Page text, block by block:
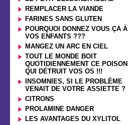
REMPLACER LA VIANDE
FARINES SANS GLUTEN
POURQUOI DONNEZ VOUS ÇA À
VOS ENFANTS ???
MANGEZ UN ARC EN CIEL
TOUT LE MONDE BOIT
QUOTIDIENNEMENT CE POISON
QUI DÉTRUIT VOS OS !!!
INSOMNIES, SI LE PROBLÈME
VENAIT DE VOTRE ASSIETTE ?
CITRONS
PROLAMINE DANGER
LES AVANTAGES DU XYLITOL